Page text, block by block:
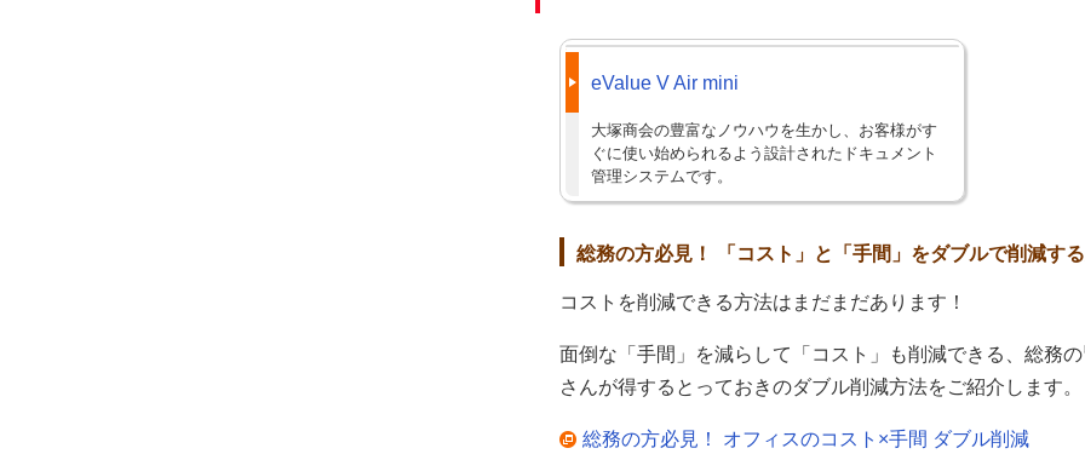
eValue V Air mini
大塚商会の豊富なノウハウを生かし、お客様がす
ぐに使い始められるよう設計されたドキュメント
管理システムです。
総務の方必見！ 「コスト」と「手間」をダブルで削減す
コストを削減できる方法はまだまだあります！
面倒な「手間」を減らして「コスト」も削減できる、総務
さんが得するとっておきのダブル削減方法をご紹介します。
総務の方必見！ オフィスのコスト×手間 ダブル削減